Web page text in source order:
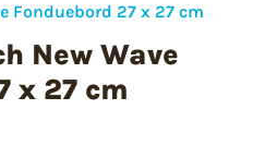
Fonduebord 27 x 27 cm
New Wave
x 27 cm